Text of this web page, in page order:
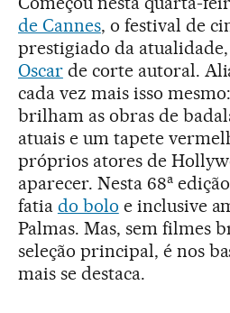
de Cannes, o festival de
prestigiado da
Oscarde corte autoral.
cada vez mais isso
brilham as obras de
atuais e um tapete
próprios atores de
aparecer. Nesta 68a
fatia do bolo e inclusive
Palmas. Mas, sem filmes
seleção principal, é nos
mais se destaca.